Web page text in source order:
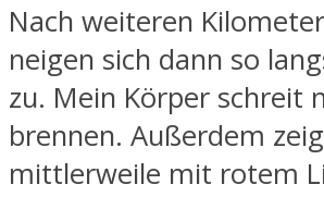
Nach weiteren
neigen sich dann so
zu. Mein Körper schreit
brennen. Außerdem
mittlerweile mit rotem